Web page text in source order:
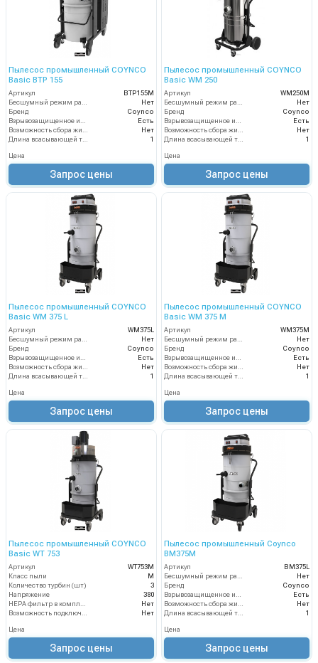
Пылесос промышленный COYNCO
Basic BTP 155
Артикул
BTP155M
Нет
Бренд
Coynco
Есть
Нет
1
Цена
Запрос цены
Пылесос промышленный COYNCO
Basic WM 250
Артикул
WM250M
Нет
Бренд
Coynco
Есть
Нет
1
Цена
Запрос цены
Пылесос промышленный COYNCO
Basic WM 375 L
Артикул
WM375L
Нет
Бренд
Coynco
Есть
Нет
1
Цена
Запрос цены
Пылесос промышленный COYNCO
Basic WM 375 M
Артикул
WM375M
Нет
Бренд
Coynco
Есть
Нет
1
Цена
Запрос цены
Пылесос промышленный COYNCO
Basic WT 753
Артикул
WT753M
Класс пыли
М
Количество турбин (шт)
3
Напряжение
380
HEPA фильтр в комплекте
Нет
Возможность подключения электрощетки
Нет
Цена
Запрос цены
Пылесос промышленный Coynco
BM375M
Артикул
BM375L
Бесшумный режим работы
Нет
Бренд
Coynco
Взрывозащищенное исполнение
Есть
Возможность сбора жидкой грязи
Нет
Длина всасывающей трубки
1
Цена
Запрос цены